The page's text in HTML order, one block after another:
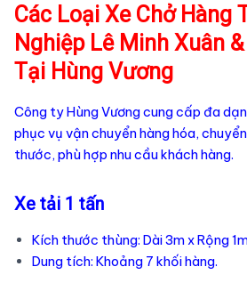
Các Loại Xe Chở Hàng
Nghiệp Lê Minh Xuân
Tại Hùng Vương
Công ty Hùng Vương cung cấp đa
phục vụ vận chuyển hàng hóa,
thước, phù hợp nhu cầu khách hàng.
Xe tải 1 tấn
Kích thước thùng: Dài 3m x Rộng
Dung tích: Khoảng 7 khối hàng.